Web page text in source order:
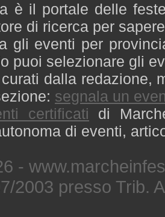
è il portale delle
di ricerca per
gli eventi per
puoi selezionare gli
dalla redazione,
segnala un
certificati di
di eventi,
-
2003 presso Trib.